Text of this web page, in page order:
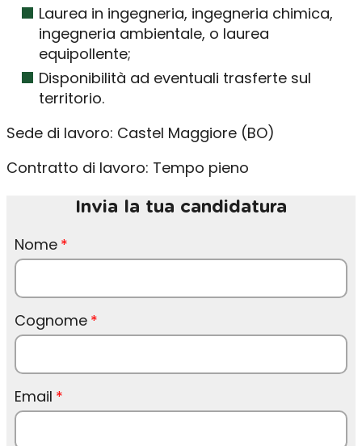
Laurea in ingegneria, ingegneria chimica,
ingegneria ambientale, o laurea
equipollente;
Disponibilità ad eventuali trasferte sul
territorio.
Sede di lavoro: Castel Maggiore (BO)
Contratto di lavoro: Tempo pieno
Invia la tua candidatura
Nome
Cognome
Email